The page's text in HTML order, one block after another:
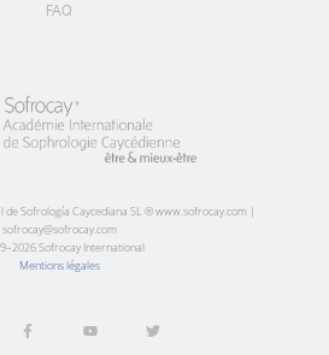
FAQ
de Sofrología Caycediana SL ® www.sofrocay.com |
sofrocay@sofrocay.com
Sofrocay International
Mentions légales